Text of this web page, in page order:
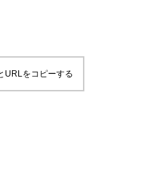
会社を知る
URLをコピーする